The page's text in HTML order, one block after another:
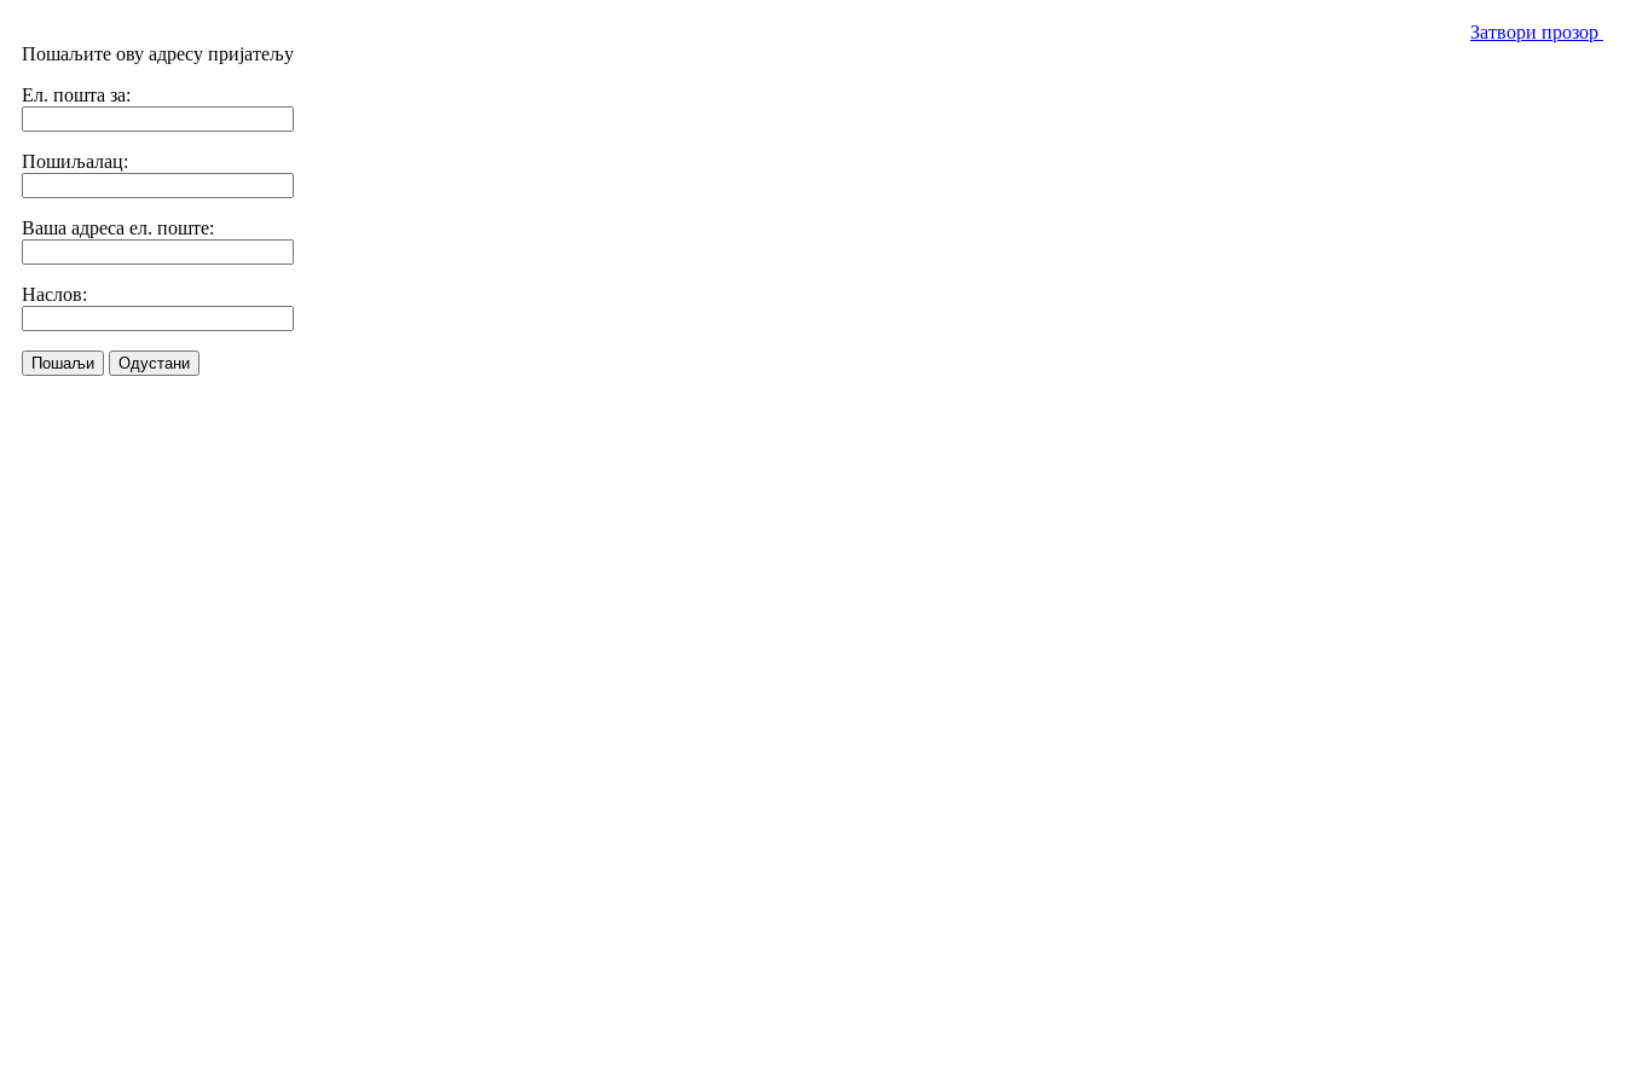
Затвори прозор
Пошаљите ову адресу пријатељу
Ел. пошта за:
Пошиљалац:
Ваша адреса ел. поште:
Наслов:
Пошаљи Одустани